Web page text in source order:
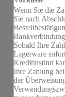
Wenn Sie die
Sie nach
Sobald Ihre
Lagerware
Kreditinstitut
Ihre Zahlung
der